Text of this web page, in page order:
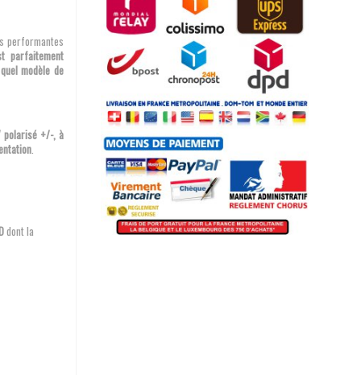
performantes
parfaitement
modèle de
polarisé +/-, à
.
dont la